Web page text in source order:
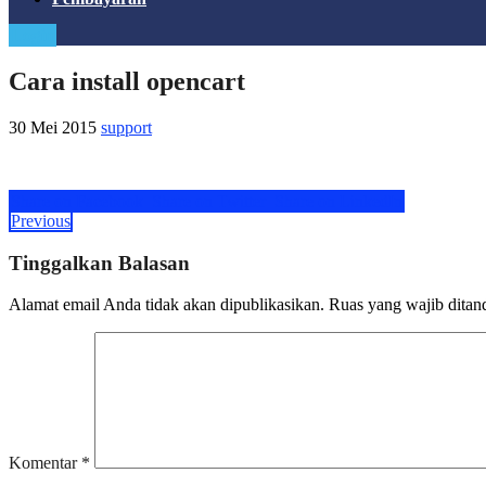
Cara install opencart
30 Mei 2015 support
Previous
Tinggalkan Balasan
Alamat email Anda tidak akan dipublikasikan. Ruas yang wajib
Komentar *